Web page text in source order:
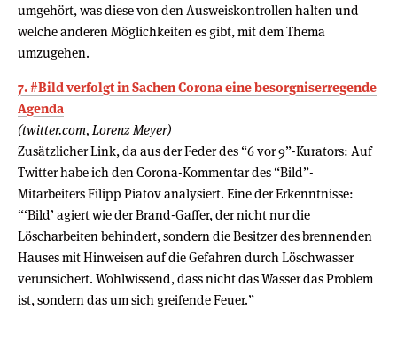
umgehört, was diese von den Ausweiskontrollen halten und
welche anderen Möglichkeiten es gibt, mit dem Thema
umzugehen.
7. #Bild verfolgt in Sachen Corona eine besorgniserregende
Agenda
(twitter.com, Lorenz Meyer)
Zusätzlicher Link, da aus der Feder des “6 vor 9”-Kurators: Auf
Twitter habe ich den Corona-Kommentar des “Bild”-
Mitarbeiters Filipp Piatov analysiert. Eine der Erkenntnisse:
“‘Bild’ agiert wie der Brand-Gaffer, der nicht nur die
Löscharbeiten behindert, sondern die Besitzer des brennenden
Hauses mit Hinweisen auf die Gefahren durch Löschwasser
verunsichert. Wohlwissend, dass nicht das Wasser das Problem
ist, sondern das um sich greifende Feuer.”